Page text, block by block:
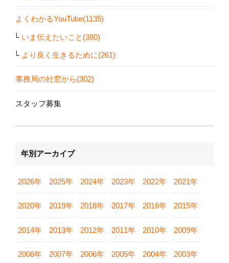
よくわかるYouTube(1135)
いま伝えたいこと(380)
より良く生きるために(261)
事務局の社窓から(302)
スタッフ募集
年別アーカイブ
2026年 2025年 2024年 2023年 2022年 2021年
2020年 2019年 2018年 2017年 2016年 2015年
2014年 2013年 2012年 2011年 2010年 2009年
2008年 2007年 2006年 2005年 2004年 2003年